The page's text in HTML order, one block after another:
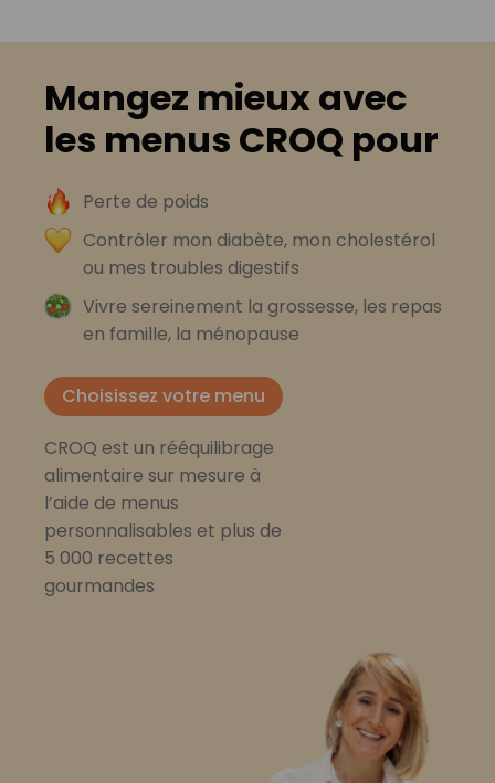
Mangez mieux avec
les menus CROQ pour
Perte de poids
Contrôler mon diabète, mon cholestérol
ou mes troubles digestifs
Vivre sereinement la grossesse, les repas
en famille, la ménopause
Choisissez votre menu
CROQ est un rééquilibrage
alimentaire sur mesure à
l’aide de menus
personnalisables et plus de
5 000 recettes
gourmandes